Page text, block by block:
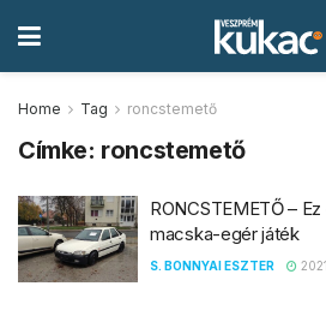
Home Tag roncstemető
Címke: roncstemető
RONCSTEMETŐ –
macska-egér játék
S. BONNYAI ESZTER